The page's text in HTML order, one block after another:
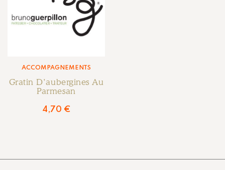
ACCOMPAGNEMENTS
Gratin D’aubergines Au
Parmesan
4,70 €